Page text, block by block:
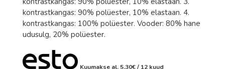
kontrastkangas: 90% polüester, 10% elastaan. 4.
kontrastkangas: 100% polüester. Vooder: 80% hane
udusulg, 20% polüester.
Kuumakse al.5,30€/ 12 kuud
Hoka
Johaug
LillSport
One Way